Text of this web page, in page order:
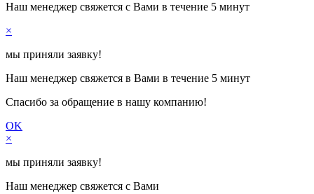
Наш менеджер свяжется с Вами в течение 5 минут
×
мы приняли заявку!
Наш менеджер свяжется в Вами в течение 5 минут
Спасибо за обращение в нашу компанию!
OK
×
мы приняли заявку!
Наш менеджер свяжется с Вами